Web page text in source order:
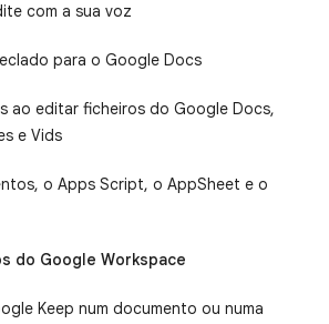
com a sua voz
para o Google Docs
ao editar ficheiros do Google Docs,
e Vids
o Apps Script, o AppSheet e o
do Google Workspace
Keep num documento ou numa